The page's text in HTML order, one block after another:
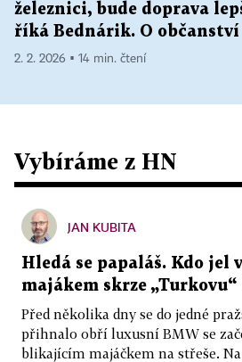
železnici, bude doprava
říká Bednárik. O občanství
2. 2. 2026 ▪ 14 min. čtení
Vybíráme z HN
JAN KUBITA
Hledá se papaláš. Kdo jel
majákem skrze
Před několika dny se do jedné
přihnalo obří luxusní BMW se
blikajícím majáčkem na střeše.